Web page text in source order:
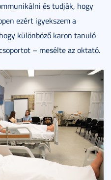
és tudják, hogy
ezért igyekszem a
különböző karon tanuló
– mesélte az oktató.